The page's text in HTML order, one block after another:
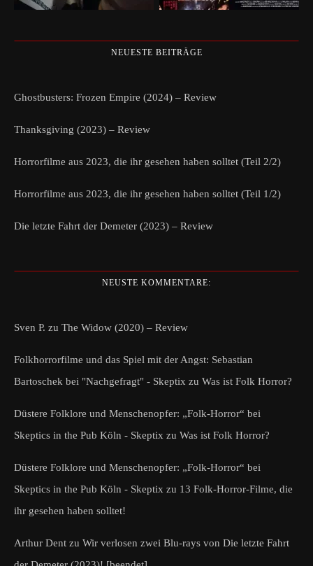
NEUESTE BEITRÄGE
Ghostbusters: Frozen Empire (2024) – Review
Thanksgiving (2023) – Review
Horrorfilme aus 2023, die ihr gesehen haben solltet (Teil 2/2)
Horrorfilme aus 2023, die ihr gesehen haben solltet (Teil 1/2)
Die letzte Fahrt der Demeter (2023) – Review
NEUSTE KOMMENTARE:
Sven P. zu The Widow (2020) – Review
Folkhorrorfilme und das Spiel mit der Angst: Sebastian
Bartoschek bei "Nachgefragt" - Skeptix zu Was ist Folk Horror?
Düstere Folklore und Menschenopfer: „Folk-Horror“ bei
Skeptics in the Pub Köln - Skeptix zu Was ist Folk Horror?
Düstere Folklore und Menschenopfer: „Folk-Horror“ bei
Skeptics in the Pub Köln - Skeptix zu 13 Folk-Horror-Filme, die
ihr gesehen haben solltet!
Arthur Dent zu Wir verlosen zwei Blu-rays von Die letzte Fahrt